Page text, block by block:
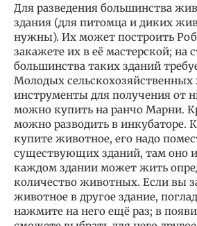
Для разведения большинства
здания (для питомца и диких
нужны). Их может построить
закажете их в её мастерской; на
большинства таких зданий
Молодых
инструменты для получения от
можно купить на ранчо Марни.
можно разводить в инкубаторе.
купите животное, его надо
существующих зданий, там оно
каждом здании может жить
количество животных. Если вы
животное в другое здание,
нажмите на него ещё раз; в